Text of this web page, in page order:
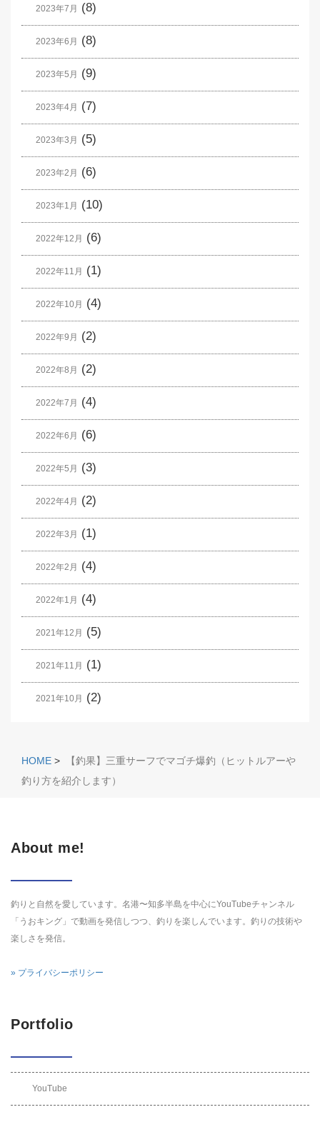
2023年7月 (8)
2023年6月 (8)
2023年5月 (9)
2023年4月 (7)
2023年3月 (5)
2023年2月 (6)
2023年1月 (10)
2022年12月 (6)
2022年11月 (1)
2022年10月 (4)
2022年9月 (2)
2022年8月 (2)
2022年7月 (4)
2022年6月 (6)
2022年5月 (3)
2022年4月 (2)
2022年3月 (1)
2022年2月 (4)
2022年1月 (4)
2021年12月 (5)
2021年11月 (1)
2021年10月 (2)
HOME >
【釣果】三重サーフでマゴチ爆釣（ヒットルアーや
釣り方を紹介します）
About me!
釣りと自然を愛しています。名港〜知多半島を中心にYouTubeチャンネル
「うおキング」で動画を発信しつつ、釣りを楽しんでいます。釣りの技術や
楽しさを発信。
» プライバシーポリシー
Portfolio
YouTube